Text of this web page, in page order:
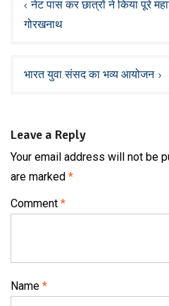
navigation
नेट पास कर छात्रों ने किया पूरे
गोरखनाथ
भारत युवा संसद का भव्य आयोजन
Leave a Reply
Your email address will not be
are marked *
Comment *
Name *